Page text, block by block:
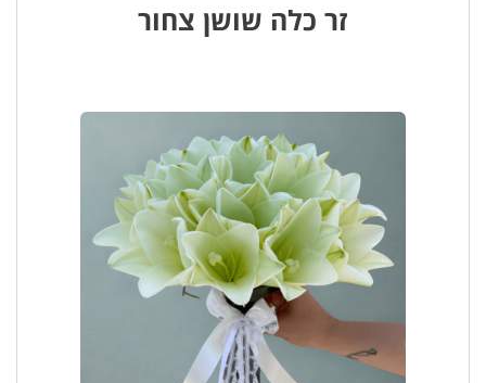
זר כלה שושן צחור